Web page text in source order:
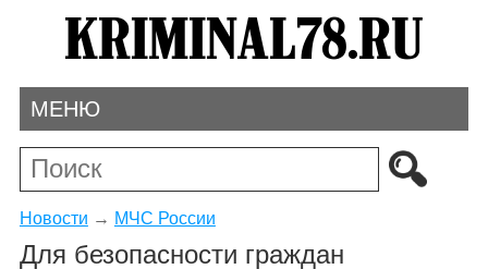
МЕНЮ
Новости → МЧС России
Для безопасности граждан